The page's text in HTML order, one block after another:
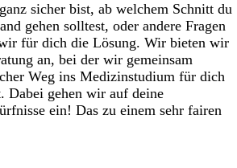
sicher bist, ab welchem Schnitt du
gehen solltest, oder andere Fragen
für dich die Lösung. Wir bieten wir
an, bei der wir gemeinsam
Weg ins Medizinstudium für dich
Dabei gehen wir auf deine
ein! Das zu einem sehr fairen